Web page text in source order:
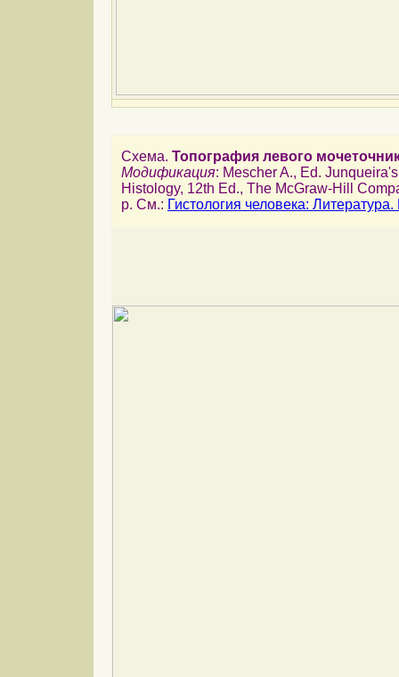
Схема. Топография левого
Модификация: Mescher A., Ed.
Histology, 12th Ed., The McGraw-Hill
p. Cм.: Гистология человека: